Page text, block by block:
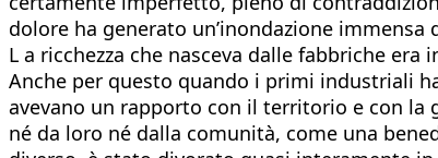
dolore ha generato un’inondazione
L a ricchezza che nasceva dalle fabbriche era
Anche per questo quando i primi industriali
avevano un rapporto con il territorio e con la
né da loro né dalla comunità, come una